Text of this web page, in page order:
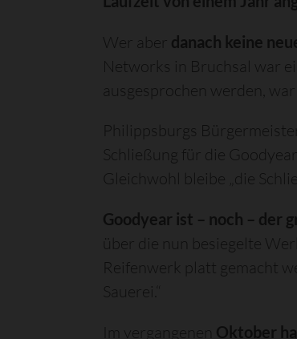
Wer aber danach keine
Networks in Bruchsal war
ausgesprochen werden,
Philippsburgs
Schließung für die
Gleichwohl bleibe „die
Goodyear ist – noch – der
über die nun besiegelte
Reifenwerk platt gemacht
Sauerei.“
Im vergangenen Oktober